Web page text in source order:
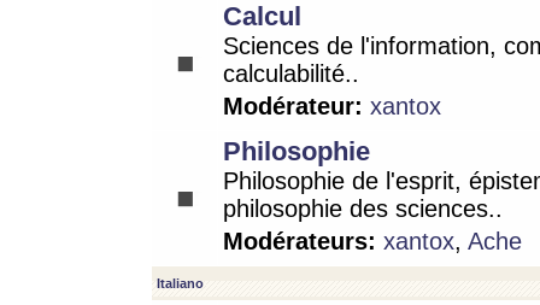
Calcul
Sciences de l'information,
calculabilité..
Modérateur: xantox
Philosophie
Philosophie de l'esprit,
philosophie des sciences..
Modérateurs: xantox, Ache
Italiano